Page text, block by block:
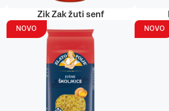
Zik Zak žuti senf
NOVO NOVO